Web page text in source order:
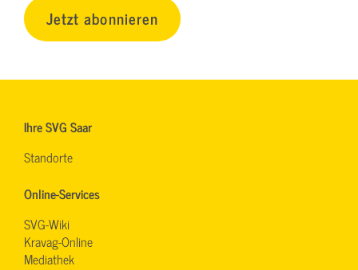
Jetzt abonnieren
Ihre SVG Saar
Standorte
Online-Services
SVG-Wiki
Kravag-Online
Mediathek